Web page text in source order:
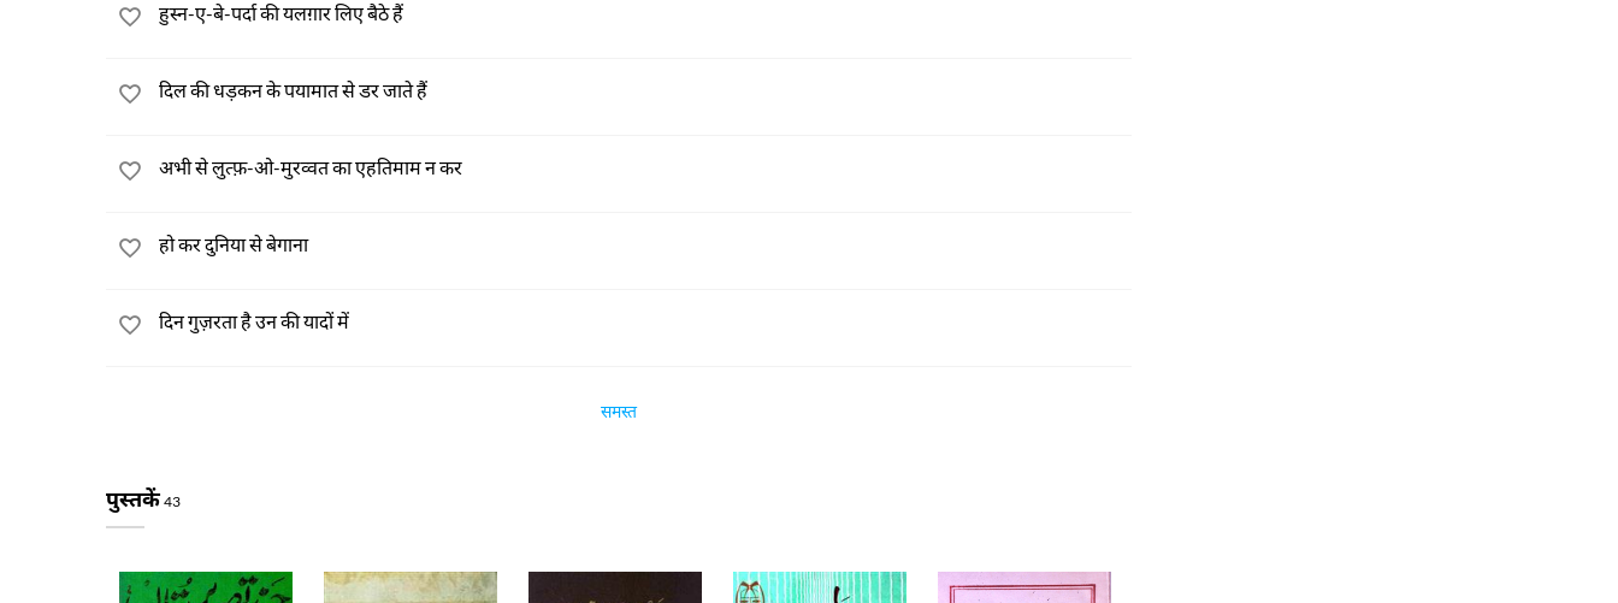
हुस्न-ए-बे-पर्दा की यलग़ार लिए बैठे हैं
दिल की धड़कन के पयामात से डर जाते हैं
अभी से लुत्फ़-ओ-मुरव्वत का एहतिमाम न कर
हो कर दुनिया से बेगाना
दिन गुज़रता है उन की यादों में
समस्त
पुस्तकें 43